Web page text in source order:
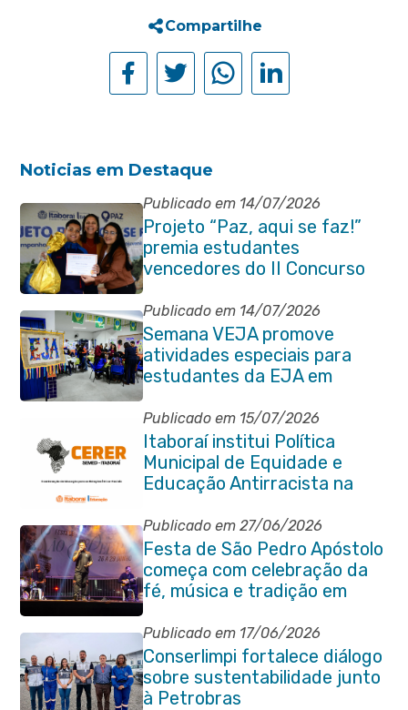
Compartilhe
Noticias em Destaque
Publicado em 14/07/2026
Projeto “Paz, aqui se faz!”
premia estudantes
vencedores do II Concurso
de Contos em Itaboraí
Publicado em 14/07/2026
Semana VEJA promove
atividades especiais para
estudantes da EJA em
Itaboraí
Publicado em 15/07/2026
Itaboraí institui Política
Municipal de Equidade e
Educação Antirracista na
Publicado em 27/06/2026
Festa de São Pedro Apóstolo
começa com celebração da
fé, música e tradição em
Venda das Pedras
Publicado em 17/06/2026
Conserlimpi fortalece diálogo
sobre sustentabilidade junto
à Petrobras